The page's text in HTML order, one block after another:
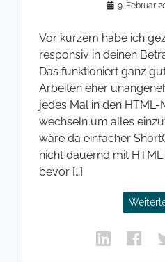
9. Februar
Vor kurzem habe ich
responsiv in deinen
Das funktioniert ganz
Arbeiten eher
jedes Mal in den
wechseln um alles
wäre da einfacher
nicht dauernd mit
bevor […]